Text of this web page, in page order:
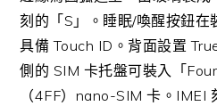
刻的「S」。睡眠/喚醒按鈕在
具備 Touch ID。背面設置
側的 SIM 卡托盤可裝入「
（4FF）nano-SIM 卡。IMEI